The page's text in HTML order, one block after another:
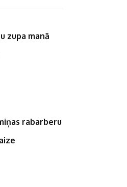
zupa manā
rabarberu